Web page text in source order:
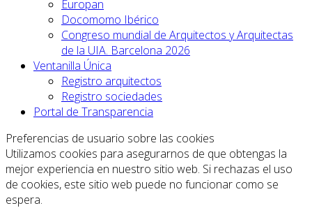
Europan
Docomomo Ibérico
Congreso mundial de Arquitectos y Arquitectas
de la UIA. Barcelona 2026
Ventanilla Única
Registro arquitectos
Registro sociedades
Portal de Transparencia
Preferencias de usuario sobre las cookies
Utilizamos cookies para asegurarnos de que obtengas la
mejor experiencia en nuestro sitio web. Si rechazas el uso
de cookies, este sitio web puede no funcionar como se
espera.